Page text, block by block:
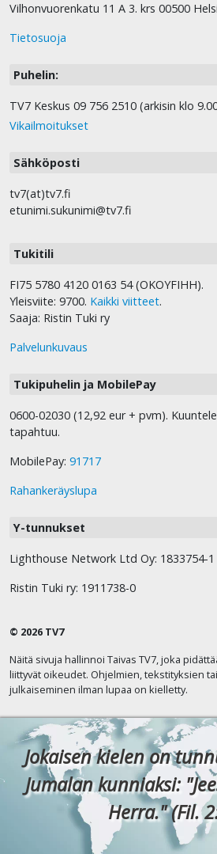
Vilhonvuorenkatu 11 A 3. krs 00500
Tietosuoja
Puhelin:
TV7 Keskus 09 756 2510 (arkisin klo
Vikailmoitukset
Sähköposti
tv7(at)tv7.fi
etunimi.sukunimi@tv7.fi
Tukitili
FI75 5780 4120 0163 54 (OKOYFIHH).
Yleisviite: 9700. Kaikki viitteet.
Saaja: Ristin Tuki ry
Palvelunkuvaus
Tukipuhelin ja MobilePay
0600-02030 (12,92 eur + pvm).
tapahtuu.
MobilePay: 91717
Rahankeräyslupa
Y-tunnukset
Lighthouse Network Ltd Oy: 1833754-1
Ristin Tuki ry: 1911738-0
© 2026 TV7
Näitä sivuja hallinnoi Taivas TV7, joka
liittyvät oikeudet. Ohjelmien, tekstityksien
julkaiseminen ilman lupaa on kielletty.
Jokaisen kielen on
Jumalan kunniaksi:
Herra." (Fil.